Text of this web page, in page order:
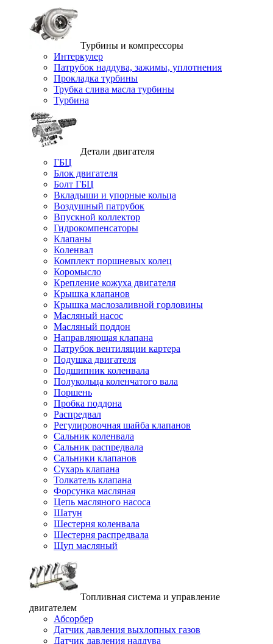
Турбины и компрессоры
Интеркулер
Патрубок наддува, зажимы, уплотнения
Прокладка турбины
Трубка слива масла турбины
Турбина
Детали двигателя
ГБЦ
Блок двигателя
Болт ГБЦ
Вкладыши и упорные кольца
Воздушный патрубок
Впускной коллектор
Гидрокомпенсаторы
Клапаны
Коленвал
Комплект поршневых колец
Коромысло
Крепление кожуха двигателя
Крышка клапанов
Крышка маслозаливной горловины
Масляный насос
Масляный поддон
Направляющая клапана
Патрубок вентиляции картера
Подушка двигателя
Подшипник коленвала
Полукольца коленчатого вала
Поршень
Пробка поддона
Распредвал
Регулировочная шайба клапанов
Сальник коленвала
Сальник распредвала
Сальники клапанов
Сухарь клапана
Толкатель клапана
Форсунка масляная
Цепь масляного насоса
Шатун
Шестерня коленвала
Шестерня распредвала
Щуп масляный
Топливная система и управление
двигателем
Абсорбер
Датчик давления выхлопных газов
Датчик давления наддува